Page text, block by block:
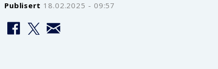
Publisert 18.02.2025 - 09:57